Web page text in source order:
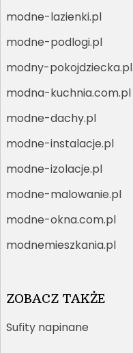
modne-lazienki.pl
modne-podlogi.pl
modny-pokojdziecka.pl
modna-kuchnia.com.pl
modne-dachy.pl
modne-instalacje.pl
modne-izolacje.pl
modne-malowanie.pl
modne-okna.com.pl
modnemieszkania.pl
ZOBACZ TAKŻE
Sufity napinane